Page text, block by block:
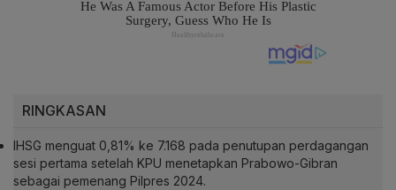
RINGKASAN
IHSG menguat 0,81% ke 7.168 pada penutupan perdagangan
sesi pertama setelah KPU menetapkan Prabowo-Gibran
sebagai pemenang Pilpres 2024.